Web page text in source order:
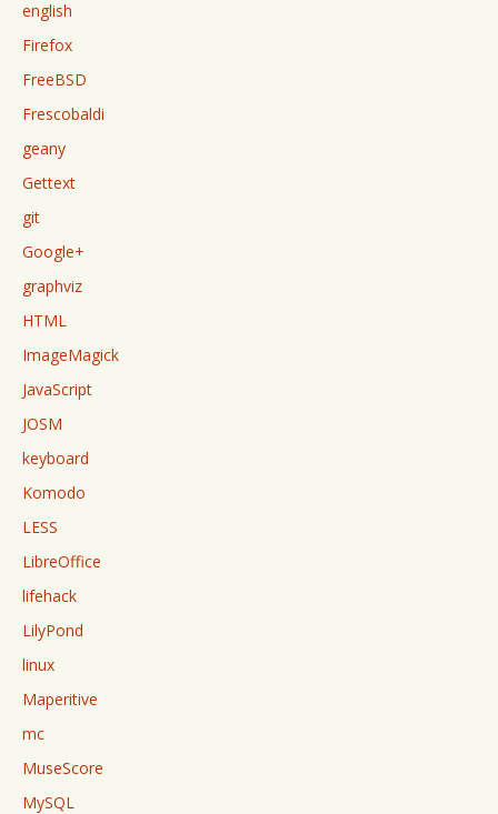
english
Firefox
FreeBSD
Frescobaldi
geany
Gettext
git
Google+
graphviz
HTML
ImageMagick
JavaScript
JOSM
keyboard
Komodo
LESS
LibreOffice
lifehack
LilyPond
linux
Maperitive
mc
MuseScore
MySQL